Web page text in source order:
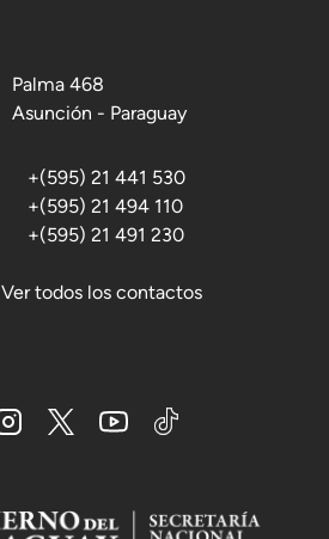
Palma 468
Asunción - Paraguay
+(595) 21 441 530
+(595) 21 494 110
+(595) 21 491 230
Ver todos los contactos